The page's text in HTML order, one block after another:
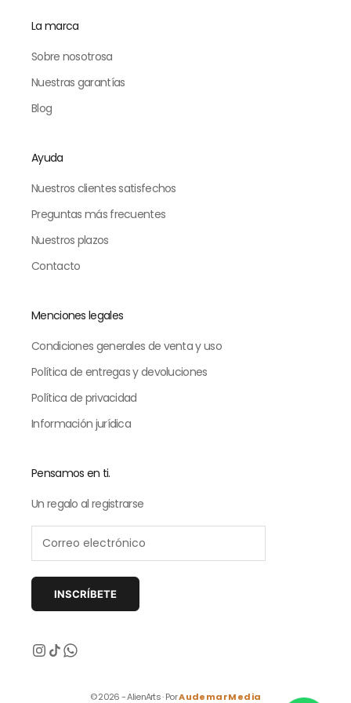
La marca
Sobre nosotrosa
Nuestras garantías
Blog
Ayuda
Nuestros clientes satisfechos
Preguntas más frecuentes
Nuestros plazos
Contacto
Menciones legales
Condiciones generales de venta y uso
Política de entregas y devoluciones
Política de privacidad
Información jurídica
Pensamos en ti.
Un regalo al registrarse
INSCRÍBETE
© 2026 - AlienArts · PorAudemarMedia